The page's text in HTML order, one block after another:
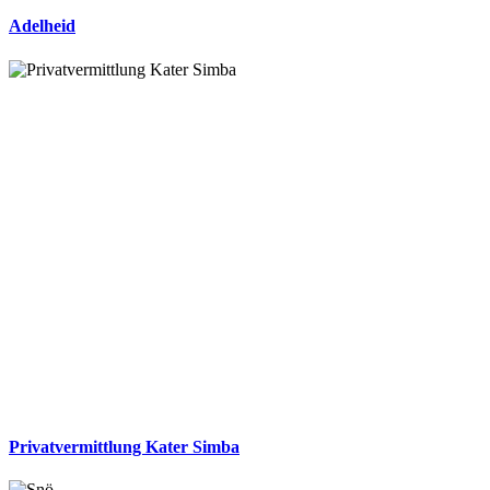
Adelheid
Privatvermittlung Kater Simba